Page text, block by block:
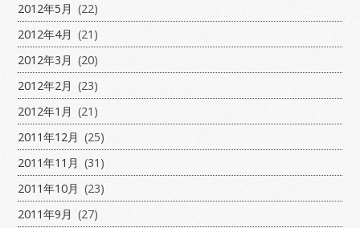
2012年5月 (22)
2012年4月 (21)
2012年3月 (20)
2012年2月 (23)
2012年1月 (21)
2011年12月 (25)
2011年11月 (31)
2011年10月 (23)
2011年9月 (27)